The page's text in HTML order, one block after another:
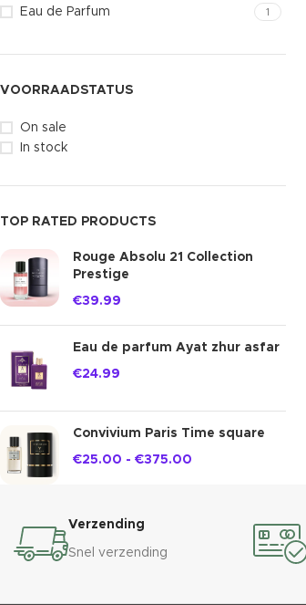
Eau de Parfum 1
VOORRAADSTATUS
On sale
In stock
TOP RATED PRODUCTS
Rouge Absolu 21 Collection
Prestige
€39.99
Eau de parfum Ayat zhur asfar
€24.99
Convivium Paris Time square
€25.00 - €375.00
Verzending
Snel verzending